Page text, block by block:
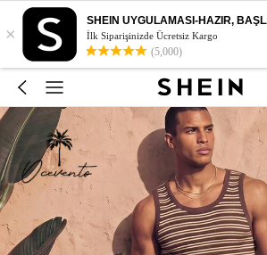
×
SHEIN UYGULAMASI-HAZIR,
İlk Siparişinizde Ücretsiz Kargo
(5,000)